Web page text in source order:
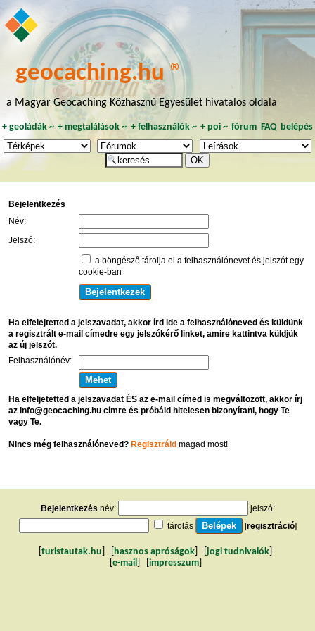
geocaching.hu ®
a Magyar Geocaching Közhasznú Egyesület hivatalos oldala
+ geoládák~ +megtalálások ~ + felhasználók~ + poi~ fórum FAQ belépés
Bejelentkezés
Név:
Jelszó:
a böngésző tárolja el a felhasználónevet és jelszót egy
cookie-ban
Ha elfelejtetted a jelszavadat, akkor írd ide a felhasználóneved és küldünk
a regisztrált e-mail címedre egy jelszókérő linket, amire kattintva küldjük
az új jelszót.
Felhasználónév:
Ha elfeljetetted a jelszavadat ÉS az e-mail címed is megváltozott, akkor írj
az info@geocaching.hu címre és próbáld hitelesen bizonyítani, hogy Te
vagy Te.
Nincs még felhasználóneved? Regisztráldmagad most!
Bejelentkezés név:
jelszó:
tárolás
[regisztráció]
turistautak.hu hasznos apróságok jogi tudnivalók
e-mail impresszum]